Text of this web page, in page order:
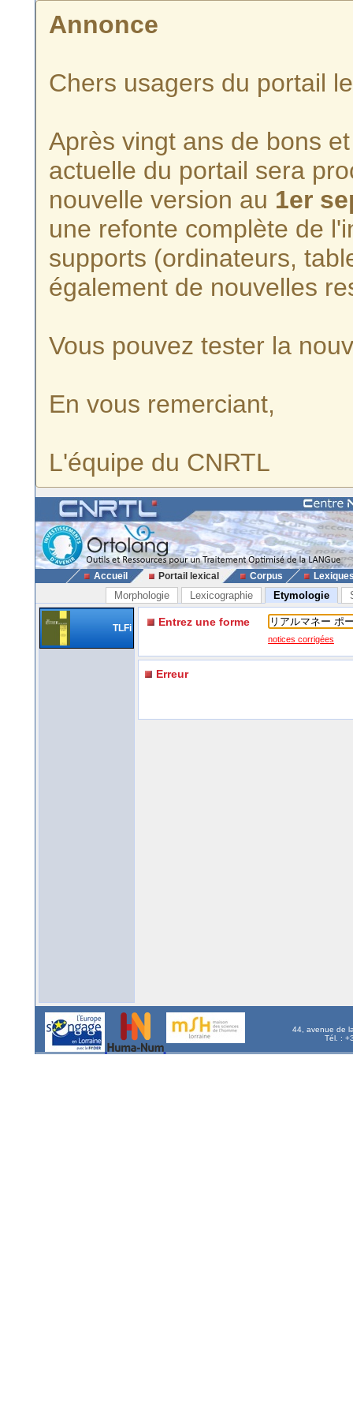
Annonce
Chers usagers du portail
Après vingt ans de bons
actuelle du portail sera
nouvelle version au 1er
une refonte complète de
supports (ordinateurs,
également de nouvelles
Vous pouvez tester la
En vous remerciant,
L'équipe du CNRTL
Accueil Portail lexical Corpus
Morphologie Lexicographie Etymologie
TLFi Entrez une forme
notices corrigées
Erreur
44, avenue de
Tél. :